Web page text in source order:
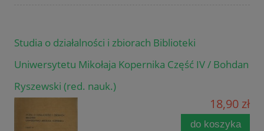
Studia o działalności i zbiorach Biblioteki
Uniwersytetu Mikołaja Kopernika Część IV / Bohdan
Ryszewski (red. nauk.)
18,90 zł
do koszyka